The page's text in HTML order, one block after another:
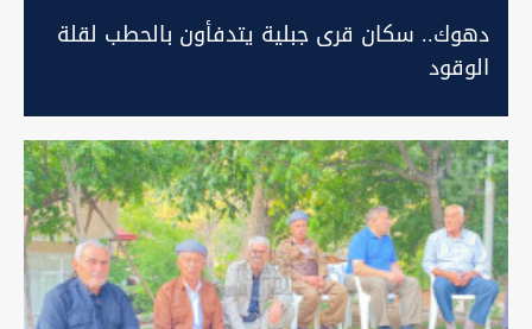
دهوك.. سكان قرى جبلية يتدفأون بالحطب لقلة
الوقود